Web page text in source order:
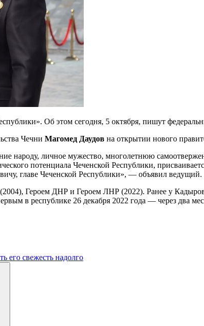
Об этом сегодня, 5 октября, пишут
Чечни Магомед Даудов на открытии нового
народу, личное мужество, многолетнюю
потенциала Чеченской Республики,
главе Чеченской Республики», — объявил ведущий.
Героем ДНР и Героем ЛНР (2022). Ранее у
в республике 26 декабря 2022 года — через два
его свежесть надолго